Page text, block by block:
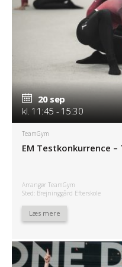
20 sep
kl. 11:45 - 15:30
20 sep
kl. 11:45 - 15:30
TeamGym
EM Testkonkurrence –
Arrangør TeamGym
Sted: Brejninggård Efterskole
Læs mere